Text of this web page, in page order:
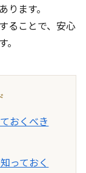
ます。
ることで、安心
おくべき
っておく